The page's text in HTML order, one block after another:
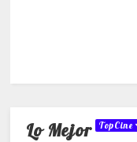
Lo Mejor TopCine